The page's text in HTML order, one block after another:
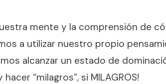
mente y la comprensión de
a utilizar nuestro propio
alcanzar un estado de
“milagros”, si MILAGROS!